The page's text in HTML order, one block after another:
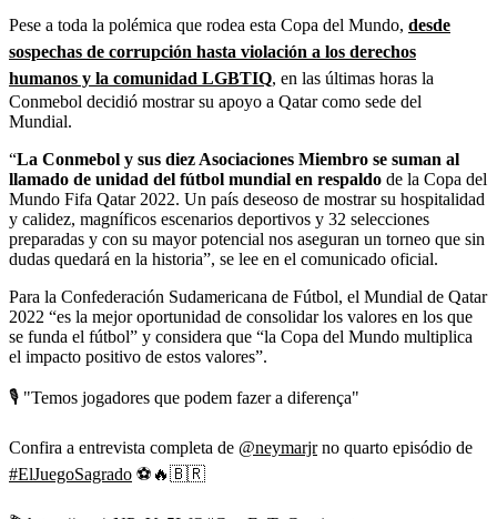
Pese a toda la polémica que rodea esta Copa del Mundo, desde
sospechas de corrupción hasta violación a los derechos
humanos y la comunidad LGBTIQ, en las últimas horas la
Conmebol decidió mostrar su apoyo a Qatar como sede del
Mundial.
“La Conmebol y sus diez Asociaciones Miembro se suman al
llamado de unidad del fútbol mundial en respaldo de la Copa del
Mundo Fifa Qatar 2022. Un país deseoso de mostrar su hospitalidad
y calidez, magníficos escenarios deportivos y 32 selecciones
preparadas y con su mayor potencial nos aseguran un torneo que sin
dudas quedará en la historia”, se lee en el comunicado oficial.
Para la Confederación Sudamericana de Fútbol, el Mundial de Qatar
2022 “es la mejor oportunidad de consolidar los valores en los que
se funda el fútbol” y considera que “la Copa del Mundo multiplica
el impacto positivo de estos valores”.
🎙️ "Temos jogadores que podem fazer a diferença"
Confira a entrevista completa de @neymarjrno quarto episódio de
#ElJuegoSagrado ⚽🔥🇧🇷